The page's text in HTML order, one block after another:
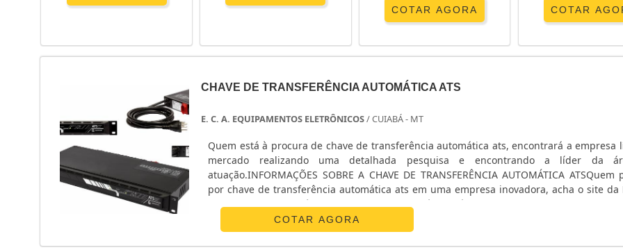
COTAR AGORA COTAR
CHAVE DE TRANSFERÊNCIA AUTOMÁTICA ATS
E. C. A. EQUIPAMENTOS ELETRÔNICOS/ CUIABÁ - MT
Quem está à procura de chave de transferência automática ats, encontrará a empresa
mercado realizando uma detalhada pesquisa e encontrando a líder da
atuação.INFORMAÇÕES SOBRE A CHAVE DE TRANSFERÊNCIA AUTOMÁTICA ATSQuem
por chave de transferência automática ats em uma empresa inovadora, acha o site da
Equipamentos Eletrônicos. Na companhia é possível encontrar estabilizador de
monofásico e chave ...COTAR AGORA